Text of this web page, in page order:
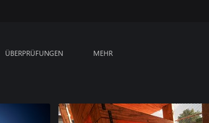
ÜBERPRÜFUNGEN MEHR